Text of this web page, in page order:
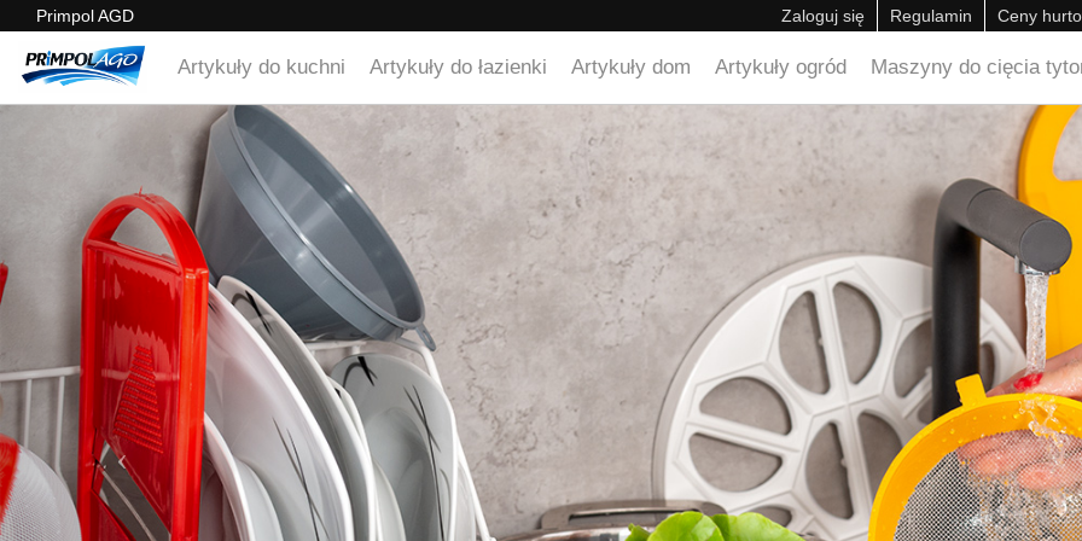
Primpol AGD Zaloguj się Regulamin Ceny
Artykuły do kuchni Artykuły do łazienki Artykuły dom Artykuły ogród Maszyny do cięcia